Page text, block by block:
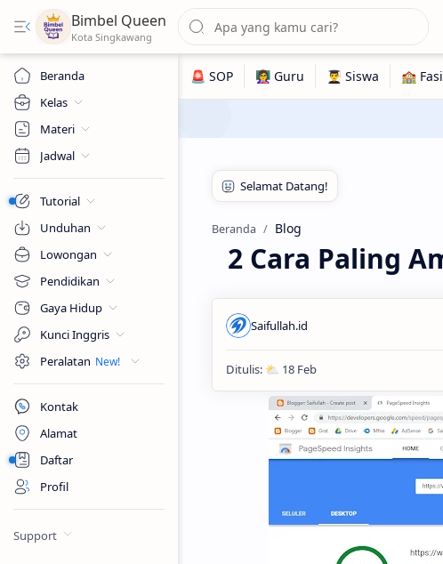
Bimbel Queen
Beranda
Kelas
Materi
Jadwal
Tutorial
Unduhan
Lowongan
Pendidikan
Gaya Hidup
Kunci Inggris
Peralatan
Kontak
Alamat
Daftar
Profil
Support
Beranda Blog
2 Cara Paling